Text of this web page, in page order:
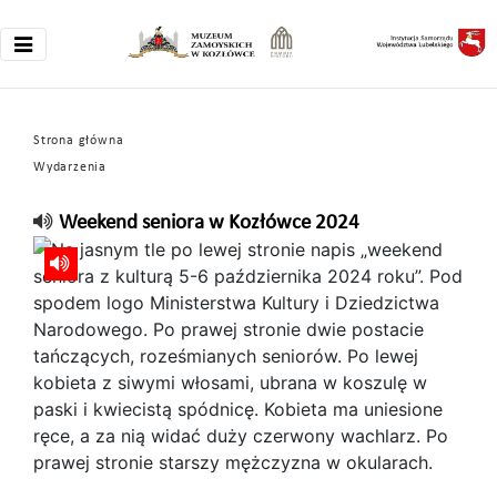
Strona główna
Wydarzenia
Weekend seniora w Kozłówce 2024